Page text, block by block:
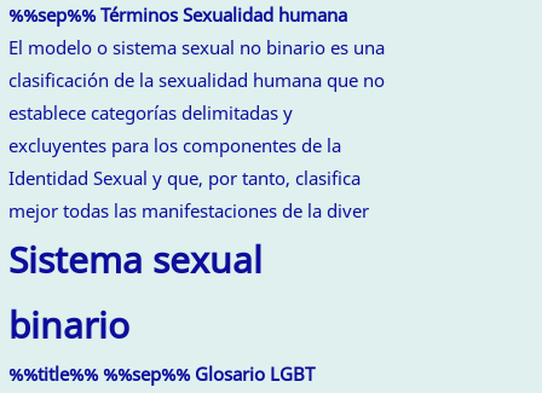
%%sep%% Términos Sexualidad humana
El modelo o sistema sexual no binario es una
clasificación de la sexualidad humana que no
establece categorías delimitadas y
excluyentes para los componentes de la
Identidad Sexual y que, por tanto, clasifica
mejor todas las manifestaciones de la diver
Sistema sexual
binario
%%title%% %%sep%% Glosario LGBT